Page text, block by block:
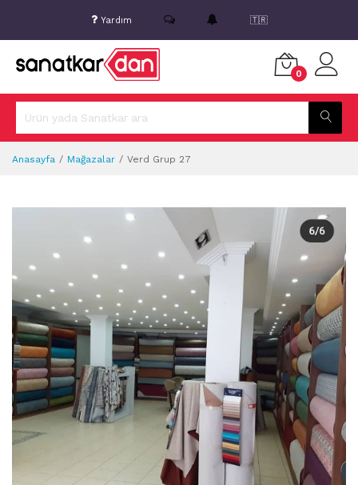
Yardım 🇹🇷
0
Anasayfa Mağazalar Verd Grup 27